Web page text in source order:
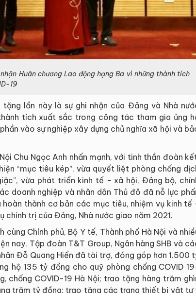
Huân chương Lao động hạng Ba vì những thành tích
19
lần này là sự ghi nhận của Đảng và Nhà
tích xuất sắc trong công tác tham gia ủng
vào sự nghiệp xây dựng chủ nghĩa xã hội và
Chu Ngọc Anh nhấn mạnh, với tinh thần đoàn
“mục tiêu kép”, vừa quyết liệt phòng chống
vừa phát triển kinh tế - xã hội, Đảng bộ,
doanh nghiệp và nhân dân Thủ đô đã nỗ lực
thành cơ bản các mục tiêu, nhiệm vụ kinh tế
chính trị của Đảng, Nhà nước giao năm 2021.
Chính phủ, Bộ Y tế, Thành phố Hà Nội và
nay, Tập đoàn T&T Group, Ngân hàng SHB và
Đỗ Quang Hiển đã tài trợ, đóng góp hơn 1.500
hộ 135 tỷ đồng cho quỹ phòng chống COVID
chống COVID-19 Hà Nội; trao tặng hàng trăm
trăm tỷ đồng; trao tặng các trang thiết bị vật tư